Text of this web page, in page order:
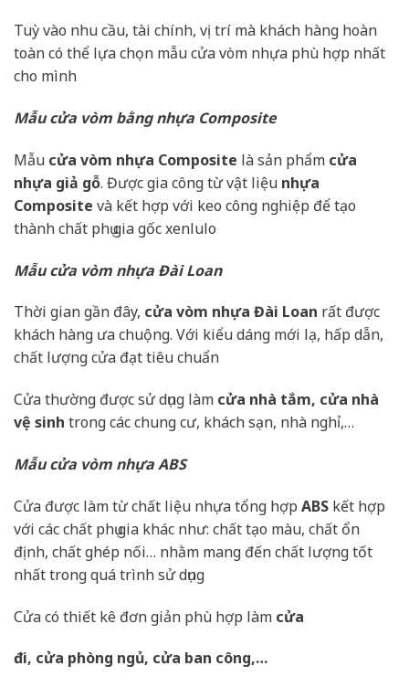
Tuỳ vào nhu cầu, tài chính, vị trí mà khách hàng hoàn
toàn có thể lựa chọn mẫu cửa vòm nhựa phù hợp nhất
cho mình
Mẫu cửa vòm bằng nhựa Composite
Mẫu cửa vòm nhựa Composite là sản phẩm cửa
nhựa giả gỗ. Được gia công từ vật liệu nhựa
Composite và kết hợp với keo công nghiệp để tạo
thành chất phụ gia gốc xenlulo
Mẫu cửa vòm nhựa Đài Loan
Thời gian gần đây, cửa vòm nhựa Đài Loan rất được
khách hàng ưa chuộng. Với kiểu dáng mới lạ, hấp dẫn,
chất lượng cửa đạt tiêu chuẩn
Cửa thường được sử dụng làm cửa nhà tắm, cửa nhà
vệ sinh trong các chung cư, khách sạn, nhà nghỉ,…
Mẫu cửa vòm nhựa ABS
Cửa được làm từ chất liệu nhựa tổng hợp ABS kết hợp
với các chất phụ gia khác như: chất tạo màu, chất ổn
định, chất ghép nối… nhằm mang đến chất lượng tốt
nhất trong quá trình sử dụng
Cửa có thiết kê đơn giản phù hợp làm cửa
đi, cửa phòng ngủ, cửa ban công,…